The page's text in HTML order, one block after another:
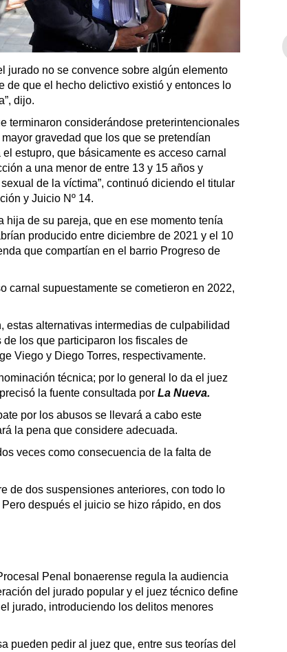
jurado no se convence sobre algún elemento
de que el hecho delictivo existió y entonces lo
dijo.
terminaron considerándose preterintencionales
gravedad que los que se pretendían
estupro, que básicamente es acceso carnal
a una menor de entre 13 y 15 años y
de la víctima”, continuó diciendo el titular
y Juicio Nº 14.
hija de su pareja, que en ese momento tenía
producido entre diciembre de 2021 y el 10
que compartían en el barrio Progreso de
carnal supuestamente se cometieron en 2022,
estas alternativas intermedias de culpabilidad
los que participaron los fiscales de
Viego y Diego Torres, respectivamente.
técnica; por lo general lo da el juez
la fuente consultada por La Nueva.
por los abusos se llevará a cabo este
la pena que considere adecuada.
veces como consecuencia de la falta de
de dos suspensiones anteriores, con todo lo
después el juicio se hizo rápido, en dos
Penal bonaerense regula la audiencia
del jurado popular y el juez técnico define
jurado, introduciendo los delitos menores
pueden pedir al juez que, entre sus teorías del